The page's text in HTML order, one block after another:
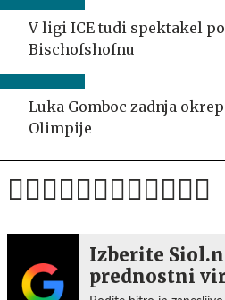
V ligi ICE tudi spektakel
Bischofshofnu
Luka Gomboc zadnja
Olimpije
Izberite
prednostni